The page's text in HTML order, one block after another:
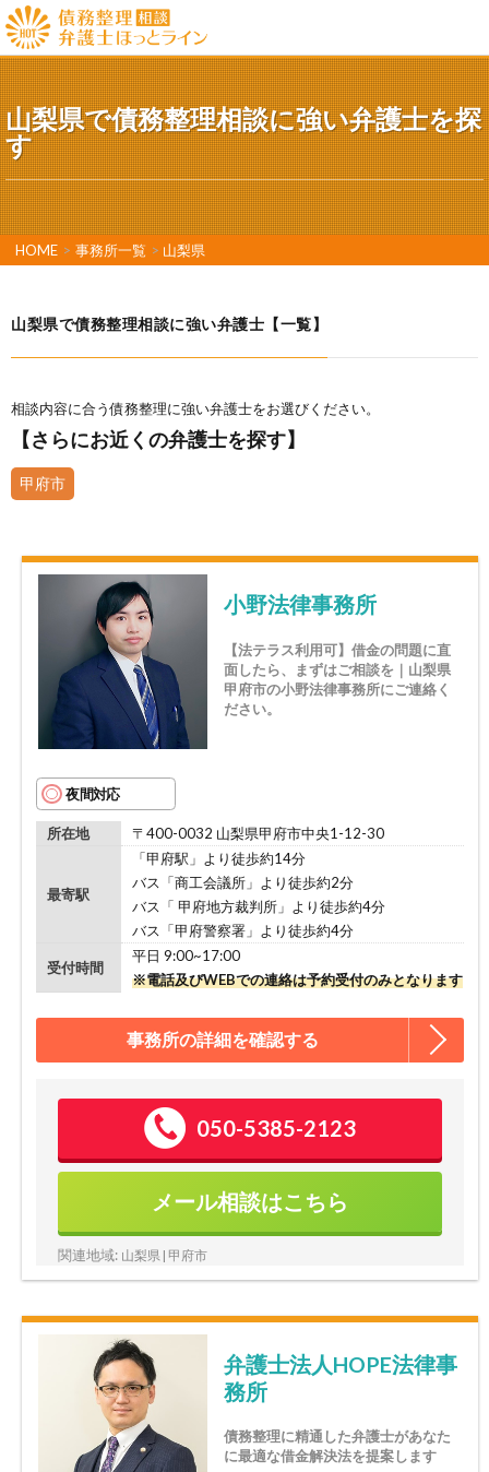
山梨県で債務整理相談に強い弁護士を探
す
HOME > 事務所一覧 > 山梨県
山梨県で債務整理相談に強い弁護士【一覧】
相談内容に合う債務整理に強い弁護士をお選びください。
【さらにお近くの弁護士を探す】
甲府市
小野法律事務所
【法テラス利用可】借金の問題に直
面したら、まずはご相談を｜山梨県
甲府市の小野法律事務所にご連絡く
ださい。
夜間対応
所在地 〒400-0032 山梨県甲府市中央1-12-30
最寄駅
「甲府駅」より徒歩約14分
バス「商工会議所」より徒歩約2分
バス「 甲府地方裁判所」より徒歩約4分
バス「甲府警察署」より徒歩約4分
受付時間
平日 9:00~17:00
※電話及びWEBでの連絡は予約受付のみとなります
事務所の詳細を確認する
050-5385-2123
メール相談はこちら
関連地域: 山梨県 | 甲府市
弁護士法人HOPE法律事
務所
債務整理に精通した弁護士があなた
に最適な借金解決法を提案します